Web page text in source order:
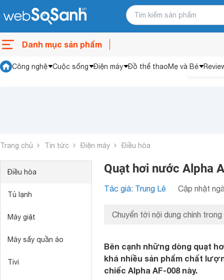
Danh mục sản phẩm
Công nghệ Cuộc sống Điện máy Đồ thể thaoMẹ và Bé
Trang chủ Tin tức Điện máy Điều hòa
Điều hòa
Tủ lạnh
Máy giặt
Máy sấy quần áo
Tivi
Quạt hơi nước Alpha
Tác giả: Trung Lê Cập nhật
Chuyển tới nội dung chính trong
Bên cạnh những dòng quạt
khá nhiều sản phẩm chất
chiếc Alpha AF-008 này.